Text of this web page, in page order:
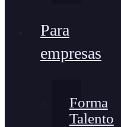
Para
empresas
Forma
Talento